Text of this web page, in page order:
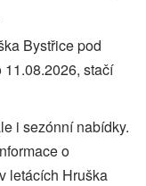
Bystřice pod
stačí
i sezónní nabídky.
o
letácích Hruška